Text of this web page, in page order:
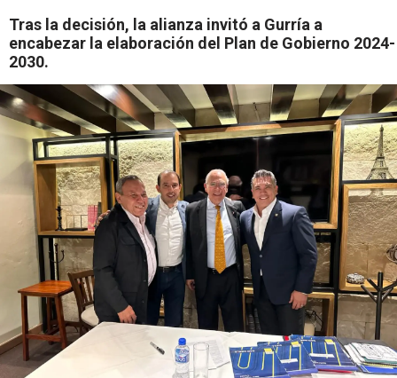
u
e
a
Tras la decisión, la alianza invitó a Gurría a
encabezar la elaboración del Plan de Gobierno 2024-
2030.